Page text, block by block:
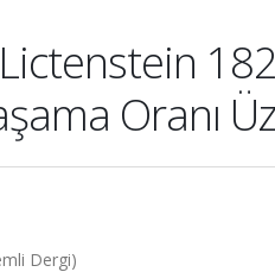
Oranı
Dergi)